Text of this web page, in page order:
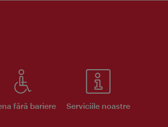
fără bariere Serviciile noastre